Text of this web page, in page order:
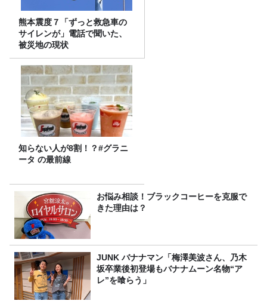
熊本震度７「ずっと救急車の
サイレンが」電話で聞いた、
被災地の現状
知らない人が8割！？#グラニ
ータ の最前線
お悩み相談！ブラックコーヒーを克服で
きた理由は？
JUNK バナナマン「梅澤美波さん、乃木
坂卒業後初登場もバナナムーン名物“ア
レ”を喰らう」